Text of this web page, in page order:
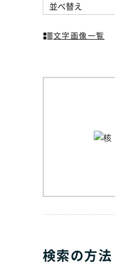
文字画像一覧
検索の方法